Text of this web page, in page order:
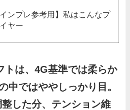
インプレ参考用】私はこんなプ
ヤー
トは、4G基準では柔らか
中ではややしっかり目。
した分、テンション維